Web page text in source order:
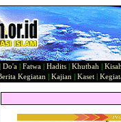
Do'a Fatwa Hadits Khutbah
Kegiatan Kajian Kaset|